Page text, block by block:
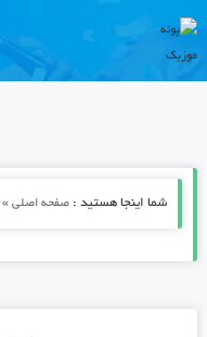
شما اینجا هستید : صفحه اصلی»